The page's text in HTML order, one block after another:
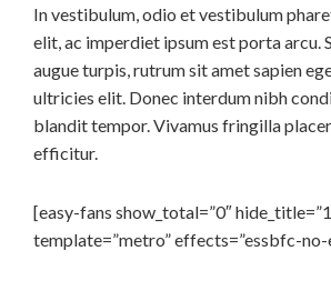
In vestibulum, odio et vestibulum
elit, ac imperdiet ipsum est porta arcu.
augue turpis, rutrum sit amet sapien
ultricies elit. Donec interdum nibh
blandit tempor. Vivamus fringilla
efficitur.
[easy-fans show_total=”0″
template=”metro” effects=”essbfc-